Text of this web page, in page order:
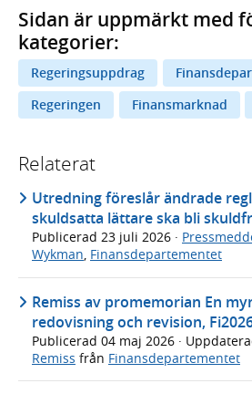
Sidan är uppmärkt med
kategorier:
Regeringsuppdrag
Regeringen
Finansmarknad
Relaterat
Utredning föreslår ändrade
skuldsatta lättare ska bli
Publicerad 23 juli 2026 ·
Wykman, Finansdepartementet
Remiss av promemorian En
redovisning och revision,
Publicerad 04 maj 2026 ·
Remiss från Finansdepartementet